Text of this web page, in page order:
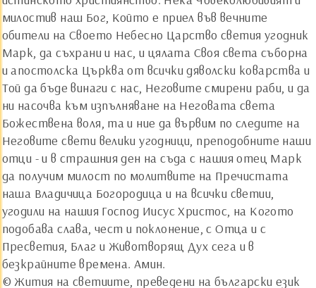
милостив наш Бог, Който е приел във вечните
обители на Своето Небесно Царство светия угодник
Марк, да съхрани и нас, и цялата Своя света съборна
и апостолска Църква от всички дяволски коварства и
Той да бъде винаги с нас, Неговите смирени раби, и да
ни насочва към изпълняване на Неговата света
Божествена воля, та и ние да вървим по следите на
Неговите свети велики угодници, преподобните наши
отци - и в страшния ден на съда с нашия отец Марк
да получим милост по молитвите на Пречистата
наша Владичица Богородица и на всички светии,
угодили на нашия Господ Иисус Христос, на Когото
подобава слава, чест и поклонение, с Отца и с
Пресветия, Благ и Животворящ Дух сега и в
безкрайните времена. Амин.
© Жития на светиите, преведени на български език